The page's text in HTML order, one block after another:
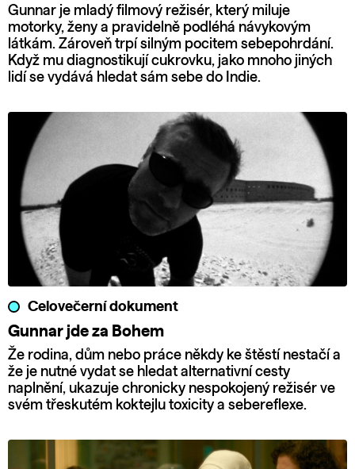
Gunnar je mladý filmový režisér, který miluje
motorky, ženy a pravidelně podléhá návykovým
látkám. Zároveň trpí silným pocitem sebepohrdání.
Když mu diagnostikují cukrovku, jako mnoho jiných
lidí se vydává hledat sám sebe do Indie.
Celovečerní dokument
Gunnar jde za Bohem
Že rodina, dům nebo práce někdy ke štěstí nestačí a
že je nutné vydat se hledat alternativní cesty
naplnění, ukazuje chronicky nespokojený režisér ve
svém třeskutém koktejlu toxicity a sebereflexe.